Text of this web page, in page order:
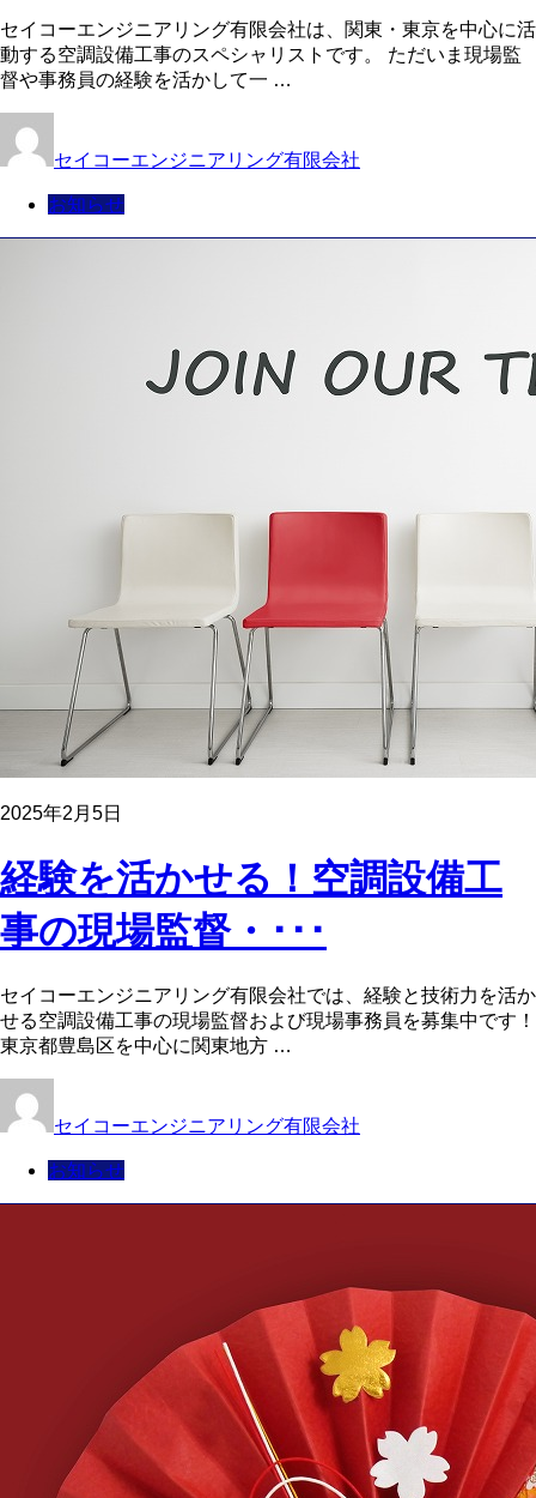
セイコーエンジニアリング有限会社は、関東・東京を中心に活
動する空調設備工事のスペシャリストです。 ただいま現場監
督や事務員の経験を活かして一 …
セイコーエンジニアリング有限会社
お知らせ
2025年2月5日
経験を活かせる！空調設備工
事の現場監督・･･･
セイコーエンジニアリング有限会社では、経験と技術力を活か
せる空調設備工事の現場監督および現場事務員を募集中です！
東京都豊島区を中心に関東地方 …
セイコーエンジニアリング有限会社
お知らせ